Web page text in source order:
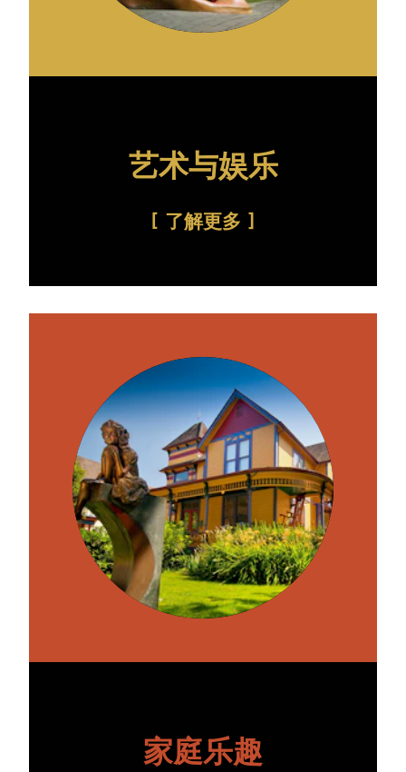
艺术与娱乐
了解更多
家庭乐趣